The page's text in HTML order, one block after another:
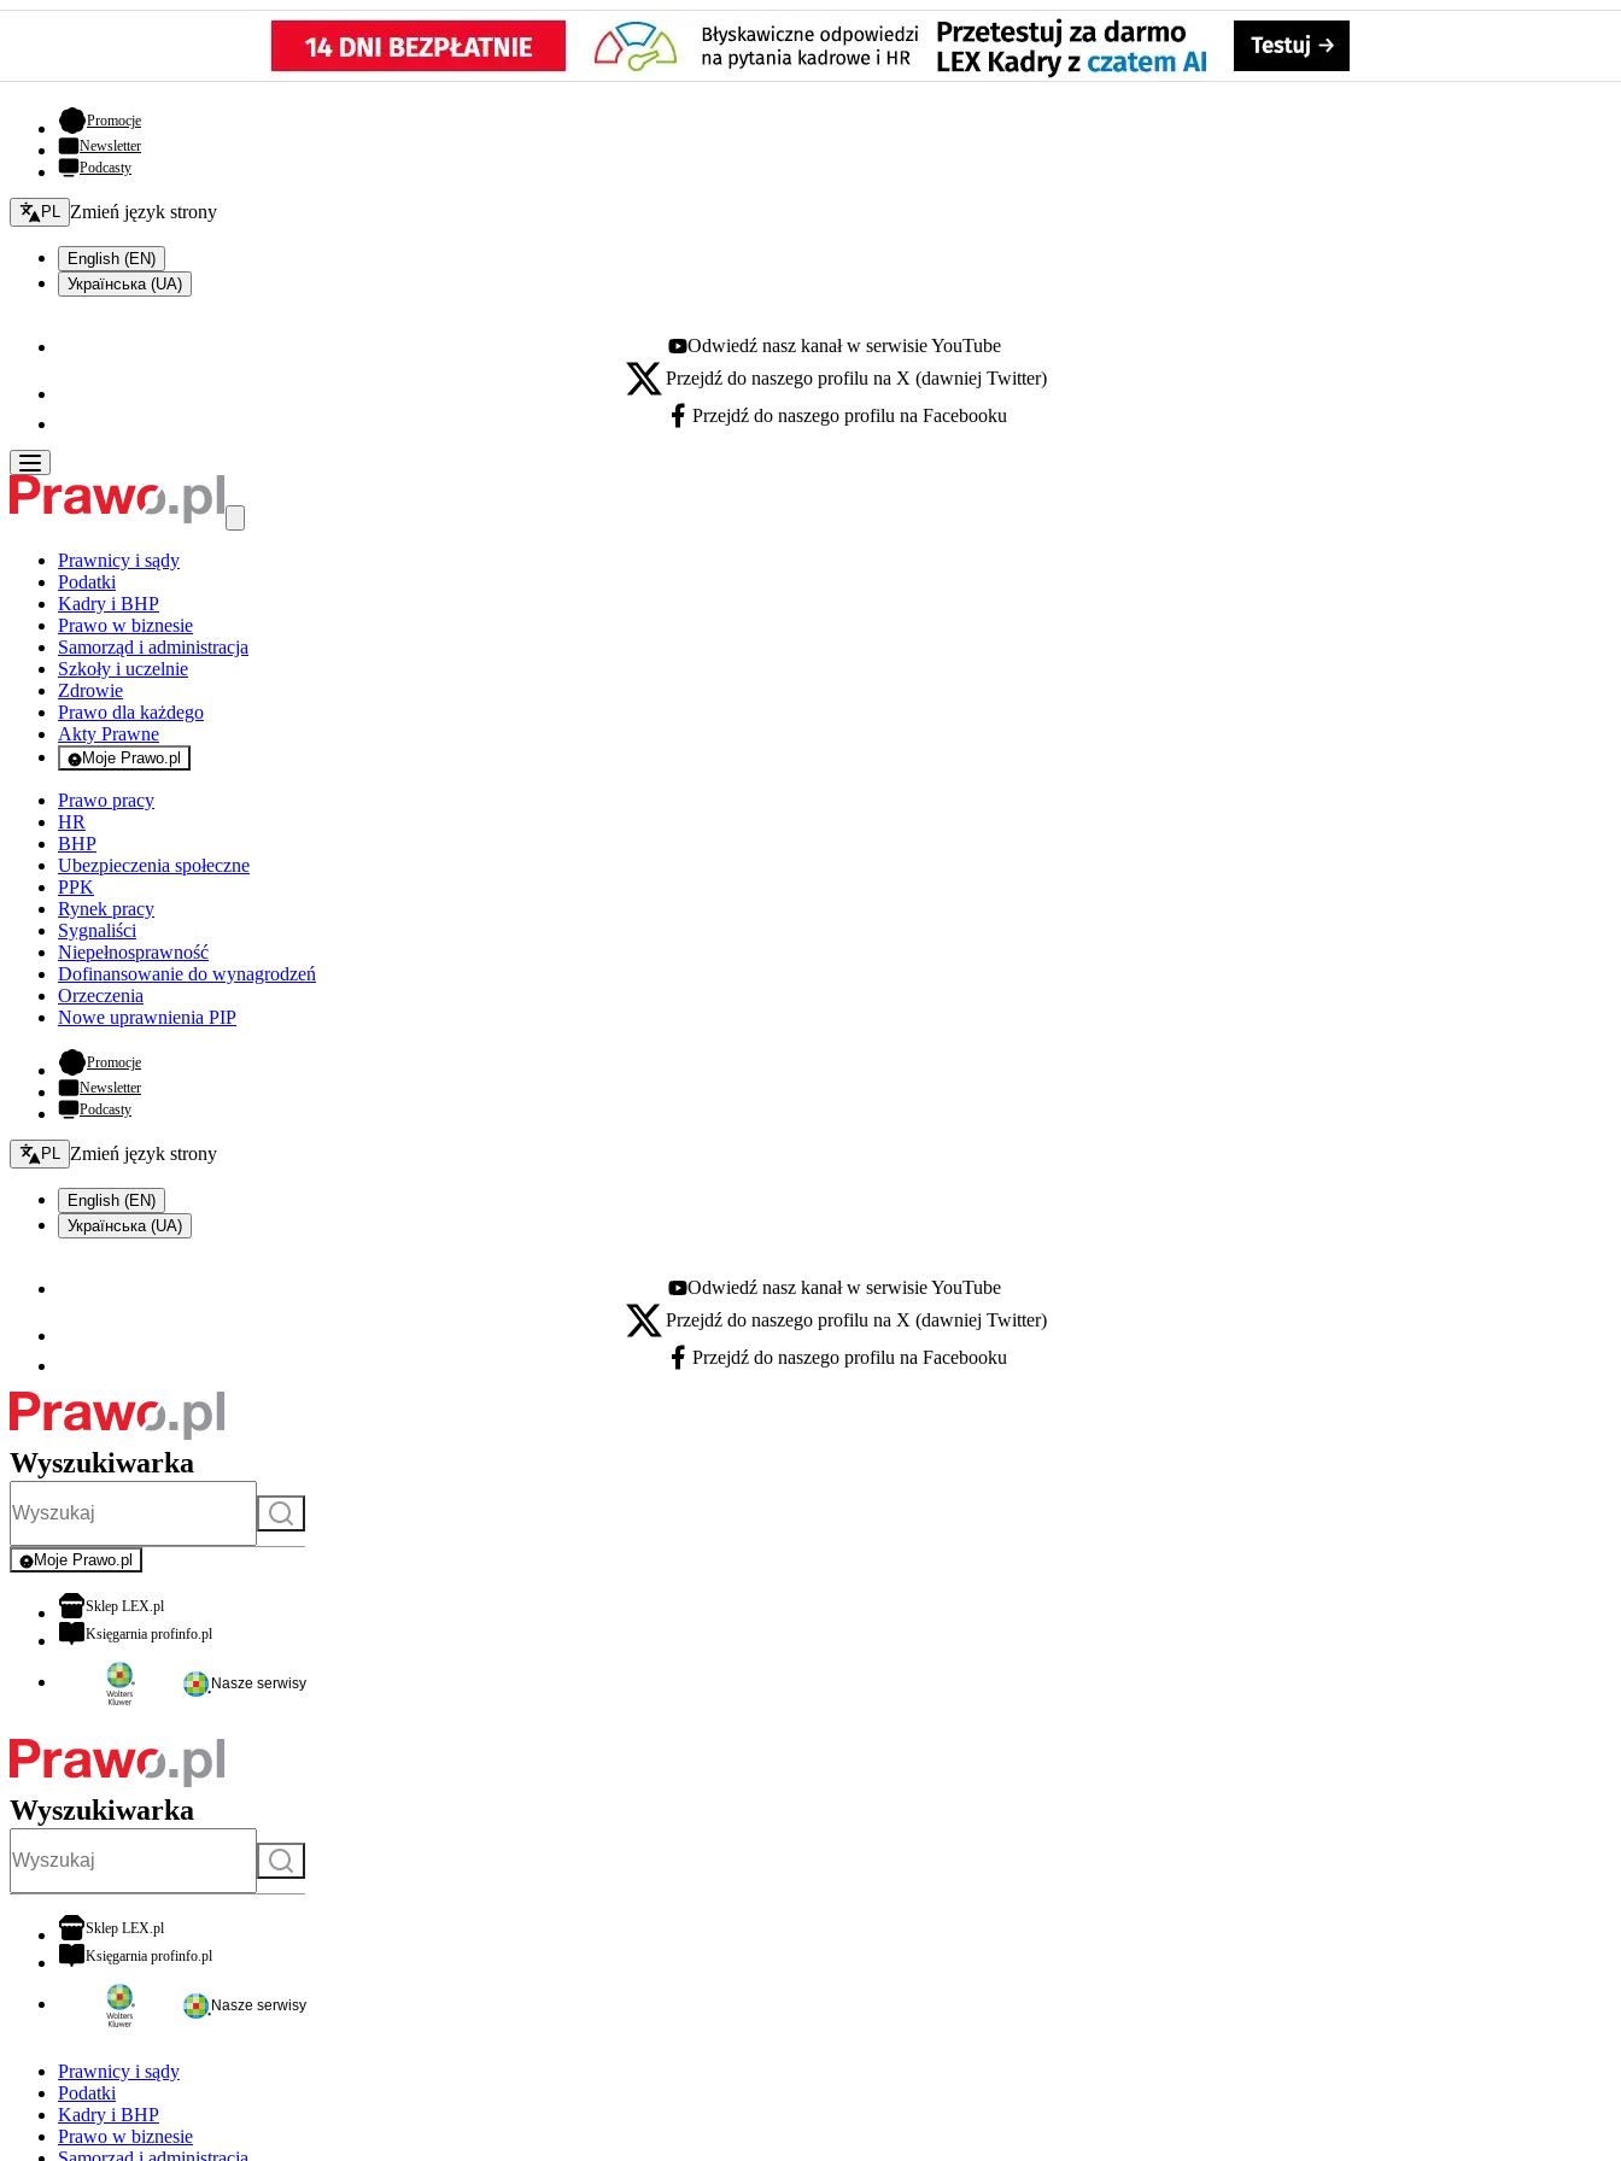
Promocje- otwiera się w nowej karcie
Newsletter
Podcasty
Zmień język - bieżący:
PL Zmień język strony
English (EN)
Українська (UA)
Youtube - otwiera się w nowej karcie
Odwiedź nasz kanał w serwisie YouTube
X - otwiera się w nowej karcie
Przejdź do naszego profilu na X (dawniej Twitter)
Facebook - otwiera się w nowej karcie
Przejdź do naszego profilu na Facebooku
Prawnicy i sądy
Podatki
Kadry i BHP
Prawo w biznesie
Samorząd i administracja
Szkoły i uczelnie
Zdrowie
Prawo dla każdego
Akty Prawne
Moje Prawo.pl
- rejestracja i logowanie do serwisu
Prawo pracy
HR
BHP
Ubezpieczenia społeczne
PPK
Rynek pracy
Sygnaliści
Niepełnosprawność
Dofinansowanie do wynagrodzeń
Orzeczenia
Nowe uprawnienia PIP
Promocje- otwiera się w nowej karcie
Newsletter
Podcasty
Zmień język - bieżący:
PL Zmień język strony
English (EN)
Українська (UA)
Youtube - otwiera się w nowej karcie
Odwiedź nasz kanał w serwisie YouTube
X - otwiera się w nowej karcie
Przejdź do naszego profilu na X (dawniej Twitter)
Facebook - otwiera się w nowej karcie
Przejdź do naszego profilu na Facebooku
Wyszukiwarka
Szukaj
Moje Prawo.pl
- rejestracja i logowanie do serwisu
Sklep LEX.plotwiera się w nowej karcie
Księgarnia profinfo.plotwiera się w nowej karcie
Nasze serwisy
Wyszukiwarka
Szukaj
Sklep LEX.plotwiera się w nowej karcie
Księgarnia profinfo.plotwiera się w nowej karcie
Nasze serwisy
Prawnicy i sądy
Podatki
Kadry i BHP
Prawo w biznesie